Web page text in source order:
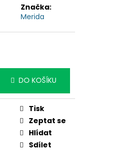
Značka:
Merida
DO KOŠÍKU
Tisk
Zeptat se
Hlídat
Sdílet